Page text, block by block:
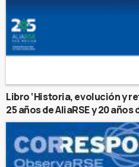
Libro ‘Historia, evolución y
25 años de AliaRSE y 20